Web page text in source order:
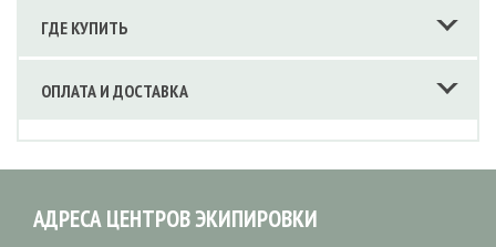
ГДЕ КУПИТЬ
ОПЛАТА И ДОСТАВКА
АДРЕСА ЦЕНТРОВ ЭКИПИРОВКИ